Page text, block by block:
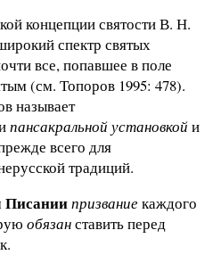
концепции святости В. Н.
спектр святых
все, попавшее в поле
(см. Топоров 1995: 478).
называет
пансакральной установкойи
всего для
традиций.
Писаниипризваниекаждого
обязанставить перед